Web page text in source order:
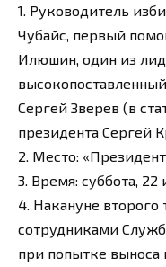
1. Руководитель
Чубайс, первый
Илюшин, один из
Сергей Зверев (в
президента Сергей
2. Место:
3. Время: суббота, 22
4. Накануне
сотрудниками
при попытке выноса